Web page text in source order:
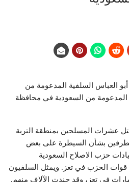
العباس السلفية المدعومة من
المدعومة من السعودية في محافظة
عشرات المسلحين بمنطقة التربة
بشأن السيطرة على بعض
حزب الاصلاح السعودية
قوات الحزب في تعز. ويمثل السلفيون
في تعز، وقد جندت الآلاف منهم.